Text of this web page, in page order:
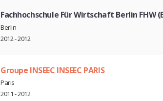
Fachhochschule Für Wirtschaft Berlin FHW
Berlin
2012 - 2012
Groupe INSEEC INSEEC PARIS
Paris
2011 - 2012